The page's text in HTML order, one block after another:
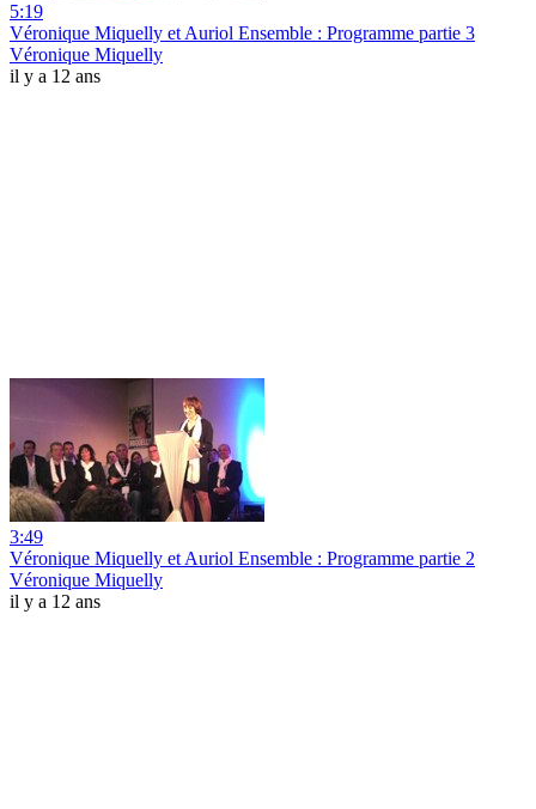
5:19
Véronique Miquelly et Auriol Ensemble : Programme partie 3
Véronique Miquelly
il y a 12 ans
3:49
Véronique Miquelly et Auriol Ensemble : Programme partie 2
Véronique Miquelly
il y a 12 ans